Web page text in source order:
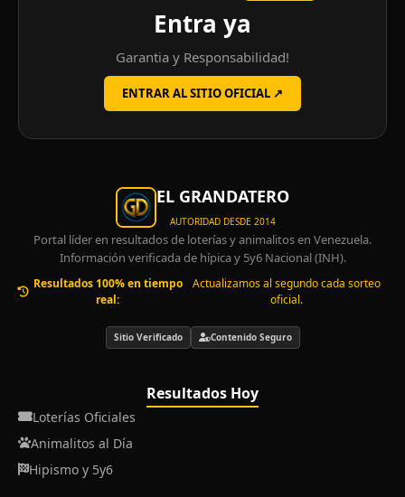
Entra ya
Garantia y Responsabilidad!
ENTRAR AL SITIO OFICIAL ↗
EL GRANDATERO
AUTORIDAD DESDE 2014
Portal líder en resultados de loterías y animalitos en Venezuela.
Información verificada de hípica y 5y6 Nacional (INH).
Resultados 100% en tiempo
real:
Actualizamos al segundo cada sorteo
oficial.
Sitio Verificado Contenido Seguro
Resultados Hoy
Loterías Oficiales
Animalitos al Día
Hipismo y 5y6